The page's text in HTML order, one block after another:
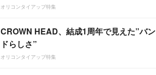
オリコンタイアップ特集
CROWN HEAD、結成1周年で見えた”バン
ドらしさ”
オリコンタイアップ特集